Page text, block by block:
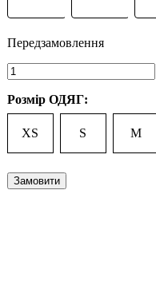
Розмір ОДЯГ:
XS S M
Замовити